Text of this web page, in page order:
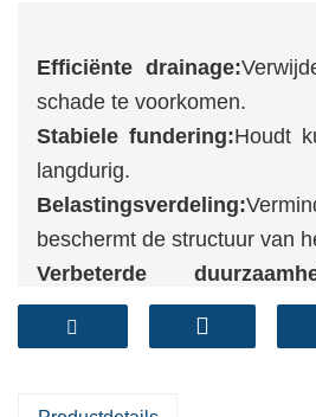
Efficiënte drainage:
schade te voorkomen.
Stabiele fundering:Houdt
langdurig.
Belastingsverdeling:
beschermt de structuur van
Verbeterde
levensduur van het gazon,
veel verkeer.
verschillende projecten.